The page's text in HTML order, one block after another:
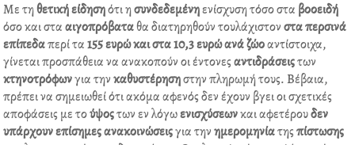
k
w
r
n
n
Με τηθετικήείδησηότι ησυνδεδεµένηενίσχυση τόσο στα βοοειδή
όσο και στααιγοπρόβαταθα διατηρηθούν τουλάχιστονστα περσινά
επίπεδαπερί τα155 ευρώ και στα 10,3 ευρώ ανά ζώοαντίστοιχα,
γίνεται προσπάθεια να ανακοπούν οι έντονεςαντιδράσειςτων
κτηνοτρόφωνγια τηνκαθυστέρησηστην πληρωµή τους. Βέβαια,
πρέπει να σηµειωθεί ότι ακόµα αφενός δεν έχουν βγει οι σχετικές
αποφάσεις µε τούψοςτων εν λόγωενισχύσεωνκαι αφετέρουδεν
υπάρχουν επίσηµες ανακοινώσειςγια τηνηµεροµηνίατηςπίστωσης